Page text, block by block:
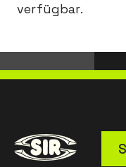
verfügbar.